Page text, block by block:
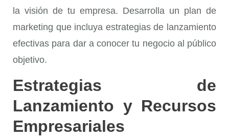
la visión de tu empresa. Desarrolla un plan de
marketing que incluya estrategias de lanzamiento
efectivas para dar a conocer tu negocio al público
objetivo.
Estrategias de
Lanzamiento y Recursos
Empresariales